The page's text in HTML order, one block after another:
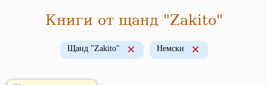
Книги от щанд "Zakito"
Щанд "Zakito" Немски